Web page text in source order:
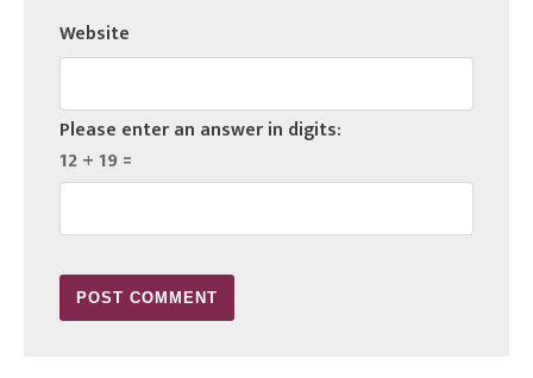
Website
Please enter an answer in digits:
12 + 19 =